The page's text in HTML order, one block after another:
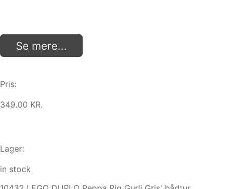
Se mere...
Pris:
349.00 KR.
Lager:
in stock